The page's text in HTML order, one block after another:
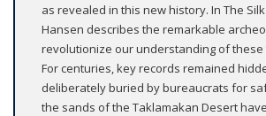
as revealed in this new history. In The
Hansen describes the remarkable
revolutionize our understanding of
For centuries, key records remained
deliberately buried by bureaucrats for
the sands of the Taklamakan Desert